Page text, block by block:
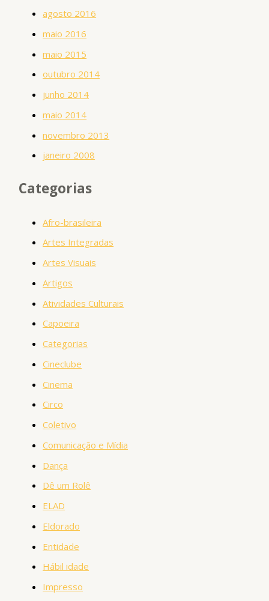
agosto 2016
maio 2016
maio 2015
outubro 2014
junho 2014
maio 2014
novembro 2013
janeiro 2008
Categorias
Afro-brasileira
Artes Integradas
Artes Visuais
Artigos
Atividades Culturais
Capoeira
Categorias
Cineclube
Cinema
Circo
Coletivo
Comunicação e Mídia
Dança
Dê um Rolê
ELAD
Eldorado
Entidade
Hábil idade
Impresso